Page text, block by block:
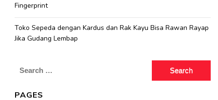
Fingerprint
Toko Sepeda dengan Kardus dan Rak Kayu Bisa Rawan Rayap
Jika Gudang Lembap
Search
PAGES